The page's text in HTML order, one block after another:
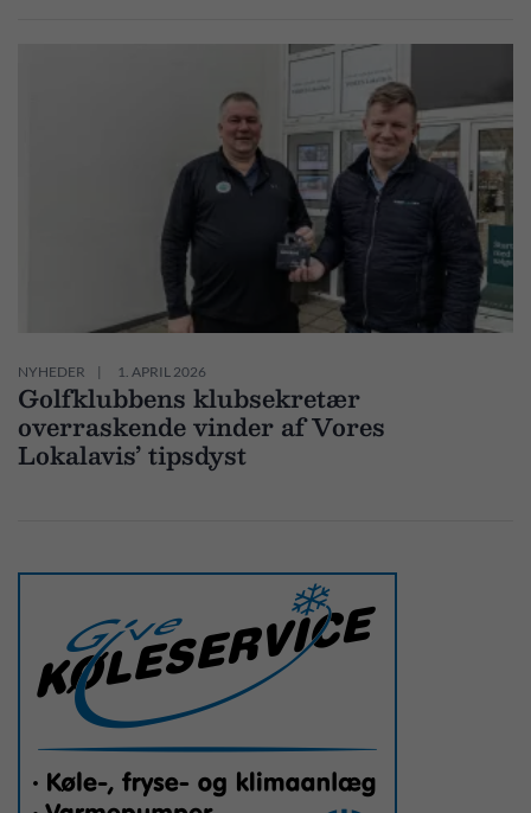
NYHEDER 1. APRIL 2026
Golfklubbens klubsekretær
overraskende vinder af Vores
Lokalavis’ tipsdyst